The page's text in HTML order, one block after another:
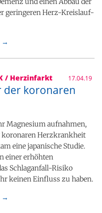
geringeren Herz-Kreislauf-
→
/ Herzinfarkt 17.04.19
der koronaren
Magnesium aufnahmen,
koronaren Herzkrankheit
eine japanische Studie.
einer erhöhten
Schlaganfall-Risiko
keinen Einfluss zu haben.
→